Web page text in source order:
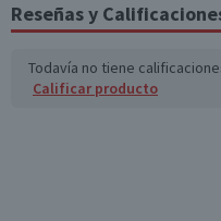
Reseñas y
Todavía no tiene
Calificar producto